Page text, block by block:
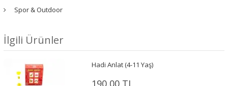
Spor & Outdoor
İlgili Ürünler
Hadi Anlat (4-11 Yaş)
190,00 TL